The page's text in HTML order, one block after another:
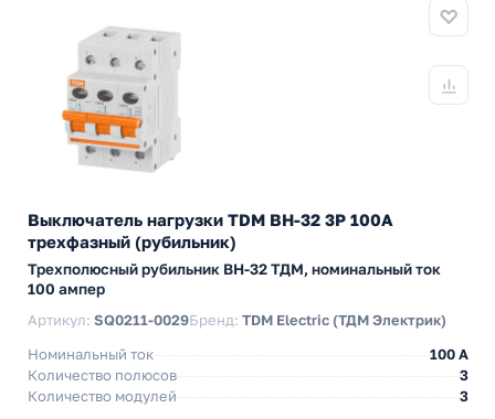
Выключатель нагрузки TDM ВН-32 3P 100A
трехфазный (рубильник)
Трехполюсный рубильник BH-32 ТДМ, номинальный ток
100 ампер
Артикул: SQ0211-0029Бренд: TDM Electric (ТДМ Электрик)
Номинальный ток
100 A
Количество полюсов
3
Количество модулей
3